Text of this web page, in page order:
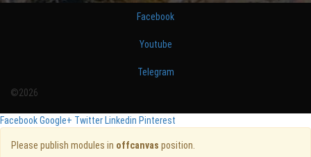
Facebook
Youtube
Telegram
©2026
FacebookGoogle+ TwitterLinkedin Pinterest
Please publish modules in offcanvas position.